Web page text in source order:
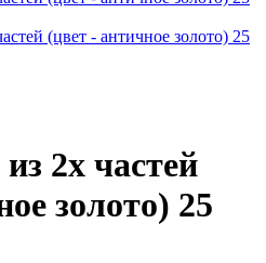
2х частей
золото) 25